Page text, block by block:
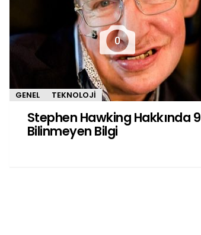
0
GENEL TEKNOLOJI
Stephen Hawking Hakkında 9
Bilinmeyen Bilgi